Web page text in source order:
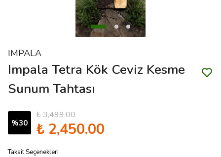
IMPALA
Impala Tetra Kök Ceviz Kesme
Sunum Tahtası
%30
₺ 3,499.00
₺ 2,450.00
Taksit Seçenekleri